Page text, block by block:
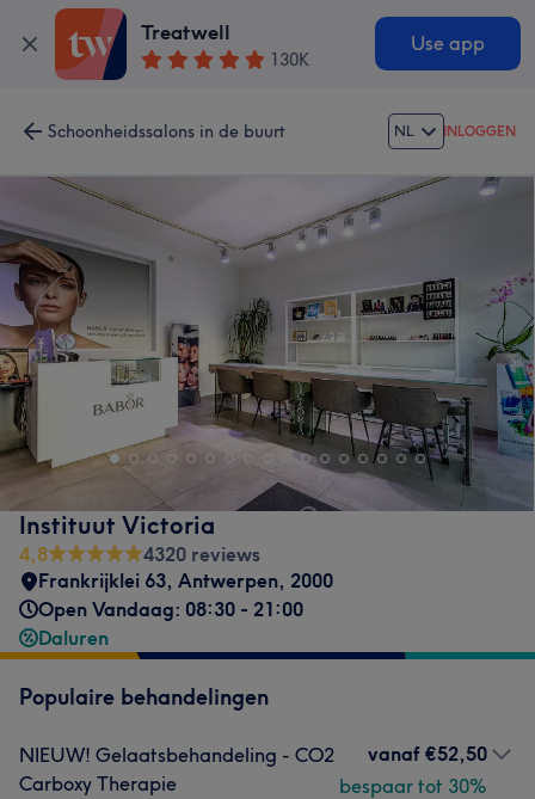
Treatwell
130K
Use app
Schoonheidssalons in de buurt NL INLOGGEN
Instituut Victoria
4,8
4320 reviews
Frankrijklei 63, Antwerpen, 2000
Open Vandaag: 08:30 - 21:00
Daluren
Populaire behandelingen
NIEUW! Gelaatsbehandeling - CO2
Carboxy Therapie
vanaf €52,50
bespaar tot 30%